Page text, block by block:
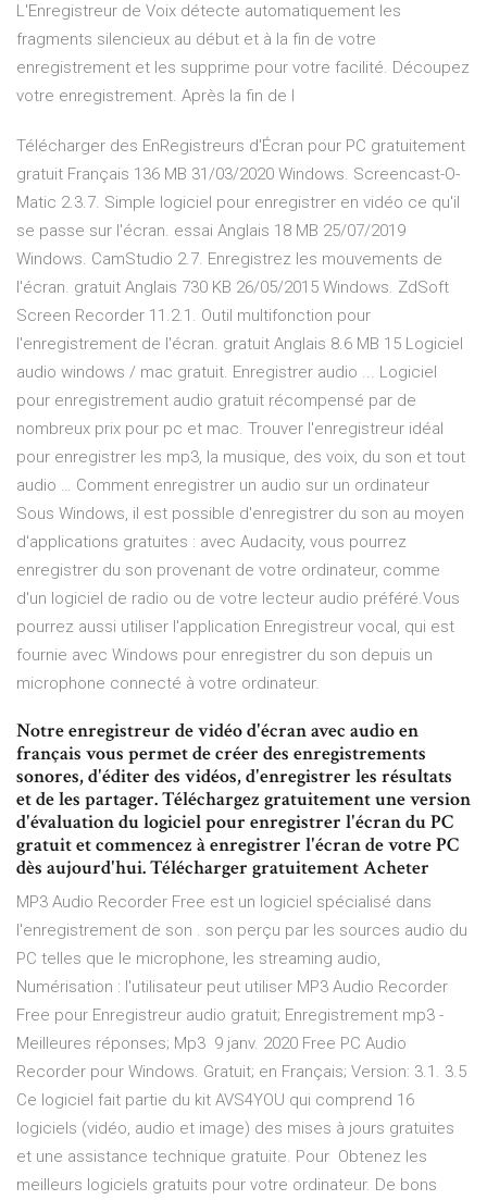
L'Enregistreur de Voix détecte automatiquement les
fragments silencieux au début et à la fin de votre
enregistrement et les supprime pour votre facilité. Découpez
votre enregistrement. Après la fin de l
Télécharger des EnRegistreurs d'Écran pour PC gratuitement
gratuit Français 136 MB 31/03/2020 Windows. Screencast-O-
Matic 2.3.7. Simple logiciel pour enregistrer en vidéo ce qu'il
se passe sur l'écran. essai Anglais 18 MB 25/07/2019
Windows. CamStudio 2.7. Enregistrez les mouvements de
l'écran. gratuit Anglais 730 KB 26/05/2015 Windows. ZdSoft
Screen Recorder 11.2.1. Outil multifonction pour
l'enregistrement de l'écran. gratuit Anglais 8.6 MB 15 Logiciel
audio windows / mac gratuit. Enregistrer audio ... Logiciel
pour enregistrement audio gratuit récompensé par de
nombreux prix pour pc et mac. Trouver l'enregistreur idéal
pour enregistrer les mp3, la musique, des voix, du son et tout
audio … Comment enregistrer un audio sur un ordinateur
Sous Windows, il est possible d'enregistrer du son au moyen
d'applications gratuites : avec Audacity, vous pourrez
enregistrer du son provenant de votre ordinateur, comme
d'un logiciel de radio ou de votre lecteur audio préféré.Vous
pourrez aussi utiliser l'application Enregistreur vocal, qui est
fournie avec Windows pour enregistrer du son depuis un
microphone connecté à votre ordinateur.
Notre enregistreur de vidéo d'écran avec audio en
français vous permet de créer des enregistrements
sonores, d'éditer des vidéos, d'enregistrer les résultats
et de les partager. Téléchargez gratuitement une version
d'évaluation du logiciel pour enregistrer l'écran du PC
gratuit et commencez à enregistrer l'écran de votre PC
dès aujourd'hui. Télécharger gratuitement Acheter
MP3 Audio Recorder Free est un logiciel spécialisé dans
l'enregistrement de son . son perçu par les sources audio du
PC telles que le microphone, les streaming audio,
Numérisation : l'utilisateur peut utiliser MP3 Audio Recorder
Free pour Enregistreur audio gratuit; Enregistrement mp3 -
Meilleures réponses; Mp3 9 janv. 2020 Free PC Audio
Recorder pour Windows. Gratuit; en Français; Version: 3.1. 3.5
Ce logiciel fait partie du kit AVS4YOU qui comprend 16
logiciels (vidéo, audio et image) des mises à jours gratuites
et une assistance technique gratuite. Pour Obtenez les
meilleurs logiciels gratuits pour votre ordinateur. De bons